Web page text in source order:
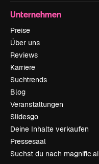
Unternehmen
Preise
Über uns
Reviews
Karriere
Suchtrends
Blog
Veranstaltungen
Slidesgo
Deine Inhalte verkaufen
Pressesaal
Suchst du nach magnific.ai